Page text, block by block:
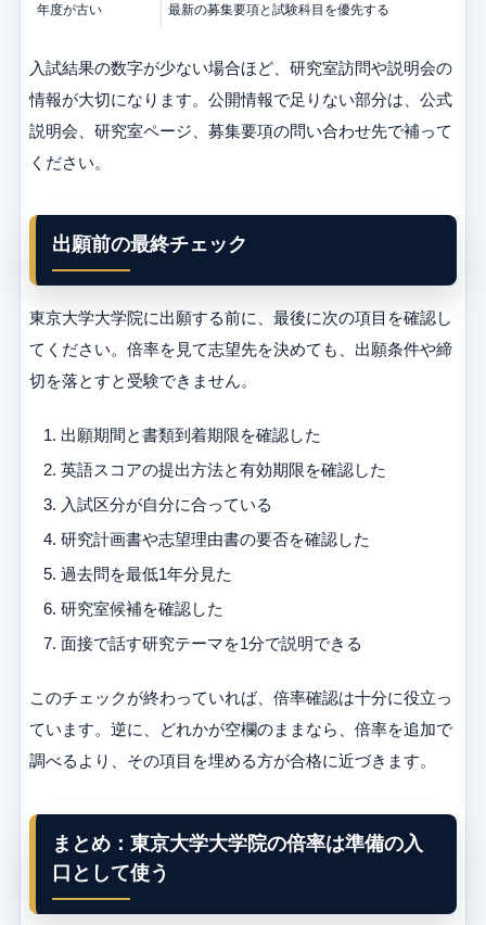
年度が古い 最新の募集要項と試験科目を優先する
入試結果の数字が少ない場合ほど、研究室訪問や説明会の
情報が大切になります。公開情報で足りない部分は、公式
説明会、研究室ページ、募集要項の問い合わせ先で補って
ください。
出願前の最終チェック
東京大学大学院に出願する前に、最後に次の項目を確認し
てください。倍率を見て志望先を決めても、出願条件や締
切を落とすと受験できません。
出願期間と書類到着期限を確認した
英語スコアの提出方法と有効期限を確認した
入試区分が自分に合っている
研究計画書や志望理由書の要否を確認した
過去問を最低1年分見た
研究室候補を確認した
面接で話す研究テーマを1分で説明できる
このチェックが終わっていれば、倍率確認は十分に役立っ
ています。逆に、どれかが空欄のままなら、倍率を追加で
調べるより、その項目を埋める方が合格に近づきます。
まとめ：東京大学大学院の倍率は準備の入
口として使う